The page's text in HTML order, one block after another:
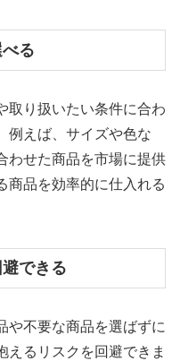
る
取り扱いたい条件に合わ
例えば、サイズや色な
わせた商品を市場に提供
商品を効率的に仕入れる
できる
や不要な商品を選ばずに
えるリスクを回避できま